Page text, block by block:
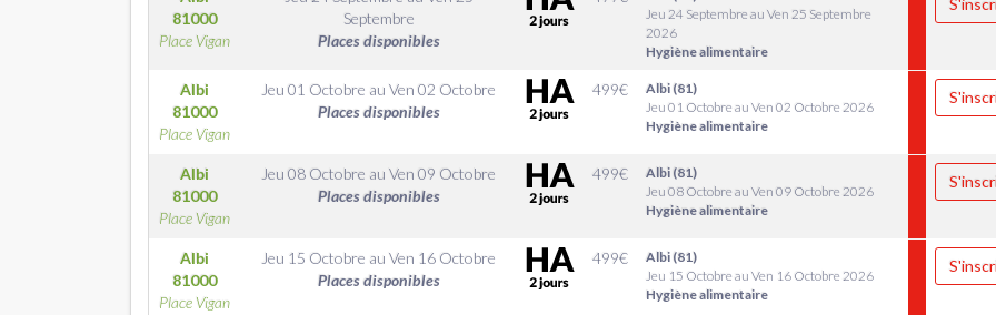
81000
Place Vigan
Septembre
Places disponibles
Jeu 24 Septembre au Ven 25 Septembre
2026
Hygiène alimentaire
Albi
81000
Place Vigan
Jeu 01 Octobre auVen 02 Octobre
Places disponibles
499€
Albi (81)
Jeu 01 Octobre au Ven 02 Octobre 2026
Hygiène alimentaire
Albi
81000
Place Vigan
Jeu 08 Octobre auVen 09 Octobre
Places disponibles
499€
Albi (81)
Jeu 08 Octobre au Ven 09 Octobre 2026
Hygiène alimentaire
Albi
81000
Place Vigan
Jeu 15 Octobre auVen 16 Octobre
Places disponibles
499€
Albi (81)
Jeu 15 Octobre au Ven 16 Octobre 2026
Hygiène alimentaire